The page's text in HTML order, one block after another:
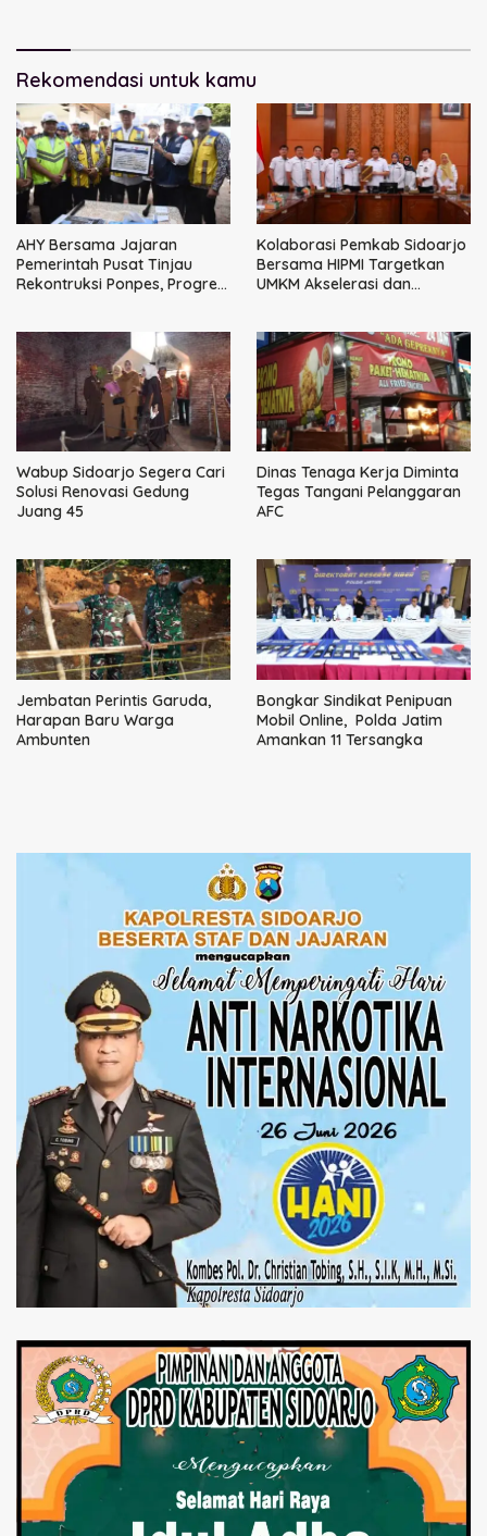
Rekomendasi untuk kamu
AHY Bersama Jajaran
Pemerintah Pusat Tinjau
Rekontruksi Ponpes, Progres
Kolaborasi Pemkab Sidoarjo
Bersama HIPMI Targetkan
UMKM Akselerasi dan
Wabup Sidoarjo Segera Cari
Solusi Renovasi Gedung
Juang 45
Dinas Tenaga Kerja Diminta
Tegas Tangani Pelanggaran
AFC
Jembatan Perintis Garuda,
Harapan Baru Warga
Ambunten
Bongkar Sindikat Penipuan
Mobil Online, Polda Jatim
Amankan 11 Tersangka